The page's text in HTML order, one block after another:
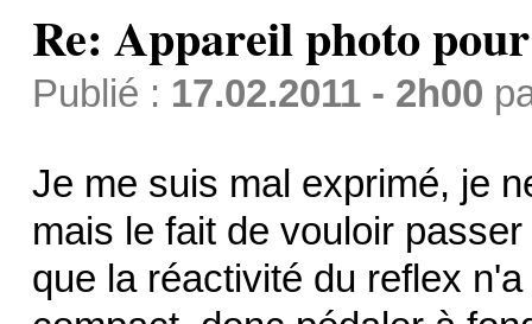
Re: Appareil photo
Publié : 17.02.2011 - 2h00
Je me suis mal exprimé, je
mais le fait de vouloir
que la réactivité du reflex